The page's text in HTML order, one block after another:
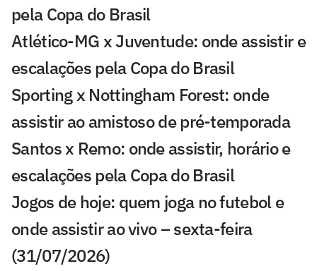
pela Copa do Brasil
Atlético-MG x Juventude: onde assistir e
escalações pela Copa do Brasil
Sporting x Nottingham Forest: onde
assistir ao amistoso de pré-temporada
Santos x Remo: onde assistir, horário e
escalações pela Copa do Brasil
Jogos de hoje: quem joga no futebol e
onde assistir ao vivo – sexta-feira
(31/07/2026)